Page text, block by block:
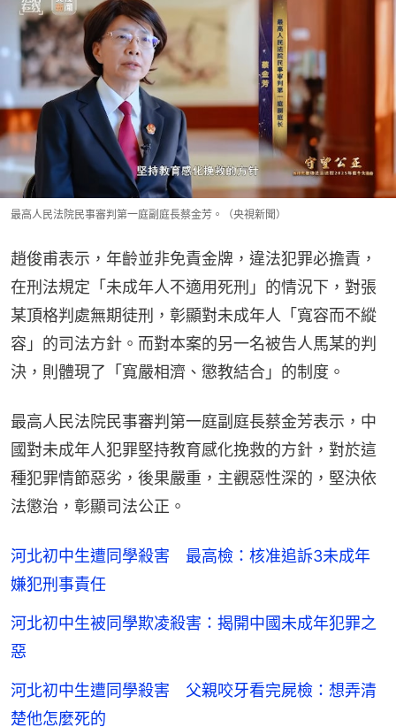
最高人民法院民事審判第一庭副庭長蔡金芳。（央視新聞）
趙俊甫表示，年齡並非免責金牌，違法犯罪必擔責，
在刑法規定「未成年人不適用死刑」的情況下，對張
某頂格判處無期徒刑，彰顯對未成年人「寬容而不縱
容」的司法方針。而對本案的另一名被告人馬某的判
決，則體現了「寬嚴相濟、懲教結合」的制度。
最高人民法院民事審判第一庭副庭長蔡金芳表示，中
國對未成年人犯罪堅持教育感化挽救的方針，對於這
種犯罪情節惡劣，後果嚴重，主觀惡性深的，堅決依
法懲治，彰顯司法公正。
河北初中生遭同學殺害 最高檢：核准追訴3未成年
嫌犯刑事責任
河北初中生被同學欺凌殺害：揭開中國未成年犯罪之
惡
河北初中生遭同學殺害 父親咬牙看完屍檢：想弄清
楚他怎麼死的